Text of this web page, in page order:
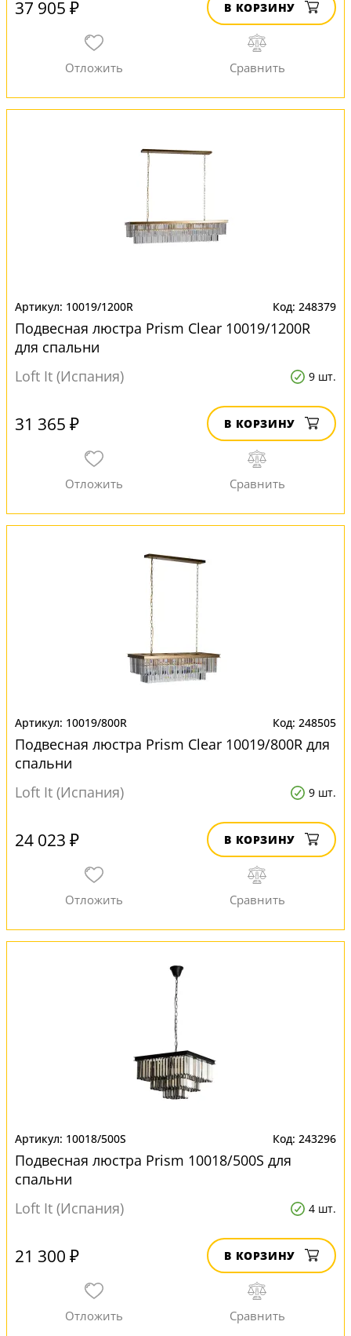
37 905 ₽ В КОРЗИНУ
10019/1200R 248379
Подвесная люстра Prism Clear 10019/1200R
для спальни
Loft It (Испания)
9 шт.
31 365 ₽ В КОРЗИНУ
10019/800R 248505
Подвесная люстра Prism Clear 10019/800R для
спальни
Loft It (Испания)
9 шт.
24 023 ₽ В КОРЗИНУ
10018/500S 243296
Подвесная люстра Prism 10018/500S для
спальни
Loft It (Испания)
4 шт.
21 300 ₽ В КОРЗИНУ